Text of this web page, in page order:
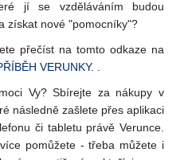
jí se vzděláváním budou
získat nové "pomocníky"?
přečíst na tomto odkaze na
VERUNKY.
Vy? Sbírejte za nákupy v
následně zašlete přes aplikaci
či tabletu právě Verunce.
pomůžete - třeba můžete i